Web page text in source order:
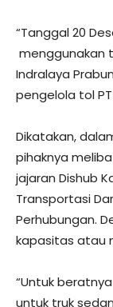
“Tanggal 20
menggunakan
Indralaya
pengelola tol PT
Dikatakan,
pihaknya
jajaran Dishub
Transportasi
Perhubungan.
kapasitas atau
“Untuk
untuk truk